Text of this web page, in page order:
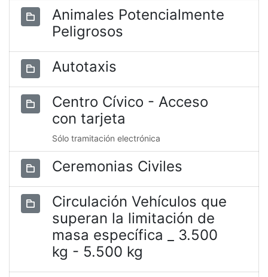
Animales Potencialmente
Peligrosos
Autotaxis
Centro Cívico - Acceso
con tarjeta
Sólo tramitación electrónica
Ceremonias Civiles
Circulación Vehículos que
superan la limitación de
masa específica _ 3.500
kg - 5.500 kg